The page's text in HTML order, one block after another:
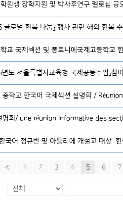
원생 장학지원 및 박사후연구 펠로십 공
글로벌 한복 나눔』 행사 관련 해외 한복
년도 서울특별시교육청 국제공동수업」참
« 1 2 3 4 5 6 7